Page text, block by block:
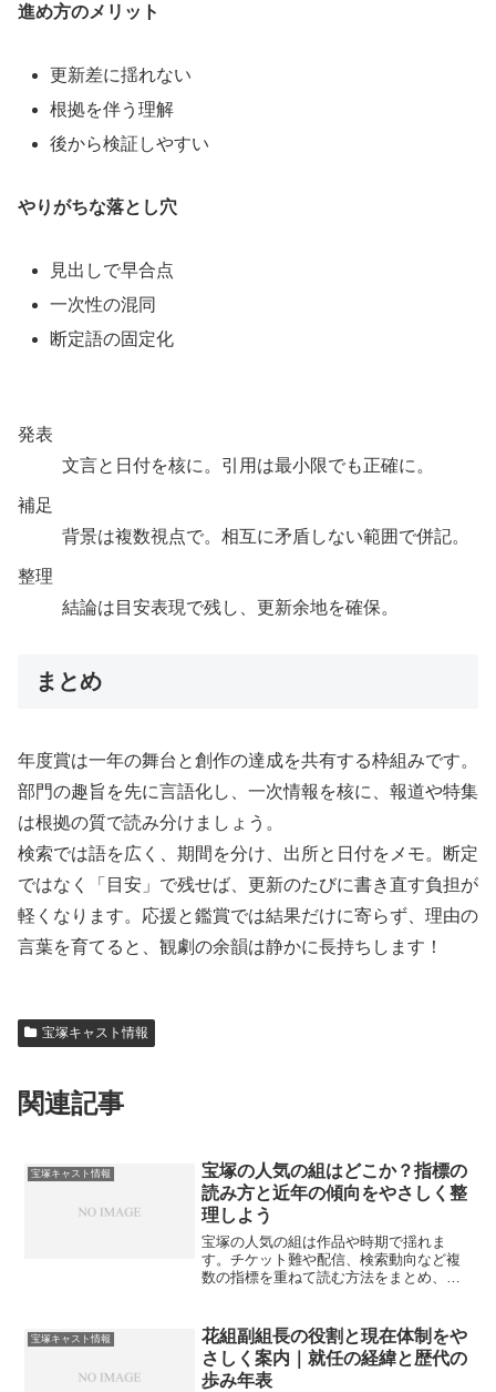
進め方のメリット
更新差に揺れない
根拠を伴う理解
後から検証しやすい
やりがちな落とし穴
見出しで早合点
一次性の混同
断定語の固定化
発表
文言と日付を核に。引用は最小限でも正確に。
補足
背景は複数視点で。相互に矛盾しない範囲で併記。
整理
結論は目安表現で残し、更新余地を確保。
まとめ
年度賞は一年の舞台と創作の達成を共有する枠組みです。
部門の趣旨を先に言語化し、一次情報を核に、報道や特集
は根拠の質で読み分けましょう。
検索では語を広く、期間を分け、出所と日付をメモ。断定
ではなく「目安」で残せば、更新のたびに書き直す負担が
軽くなります。応援と鑑賞では結果だけに寄らず、理由の
言葉を育てると、観劇の余韻は静かに長持ちします！
宝塚キャスト情報
関連記事
宝塚キャスト情報
宝塚の人気の組はどこか？指標の
読み方と近年の傾向をやさしく整
理しよう
宝塚の人気の組は作品や時期で揺れま
す。チケット難や配信、検索動向など複
数の指標を重ねて読む方法をまとめ、初
比較しましょう。
宝塚キャスト情報
花組副組長の役割と現在体制をや
さしく案内｜就任の経緯と歴代の
歩み年表